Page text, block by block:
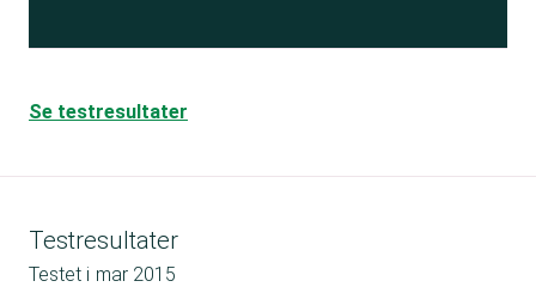
Se testresultater
Testresultater
Testet i mar 2015